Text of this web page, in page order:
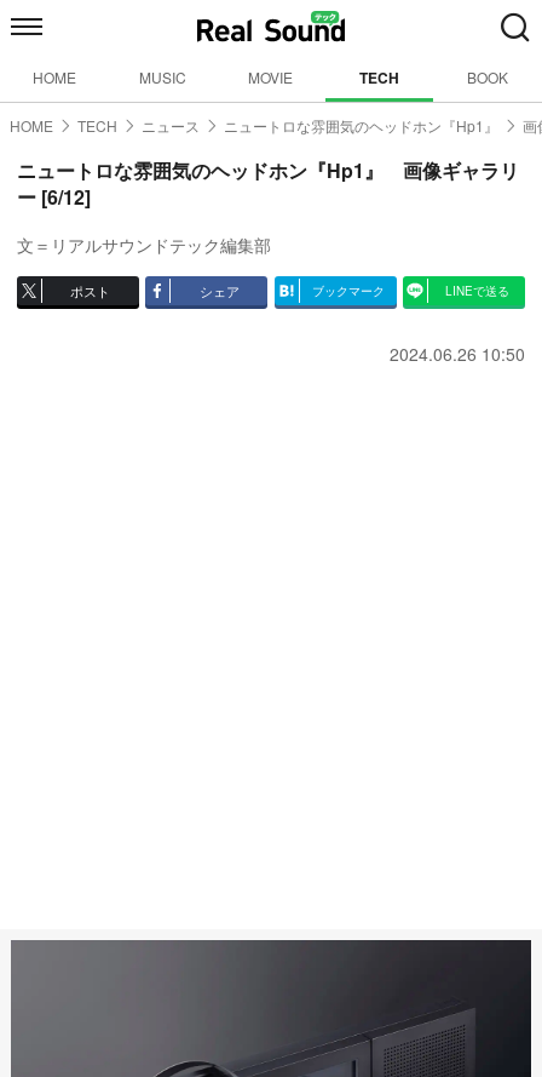
HOME MUSIC MOVIE TECH BOOK
HOME TECH ニュース ニュートロな雰囲気のヘッドホン『Hp1』 画
ニュートロな雰囲気のヘッドホン『Hp1』 画像ギャラリ
ー [6/12]
文＝リアルサウンドテック編集部
ポスト シェア ブックマーク LINEで送る
2024.06.26 10:50